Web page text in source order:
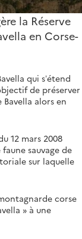
la Réserve
en Corse-
qui s’étend
de préserver
alors en
12 mars 2008
sauvage de
sur laquelle
corse
» à une